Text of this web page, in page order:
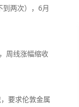
两次），6月
周线涨幅缩收
要求伦敦金属
澳大利亚ASIC全牌照
（MM）